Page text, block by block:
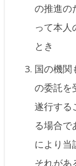
の推進の
って本人
とき
国の機関
の委託を
遂行する
る場合で
により当
それがあ